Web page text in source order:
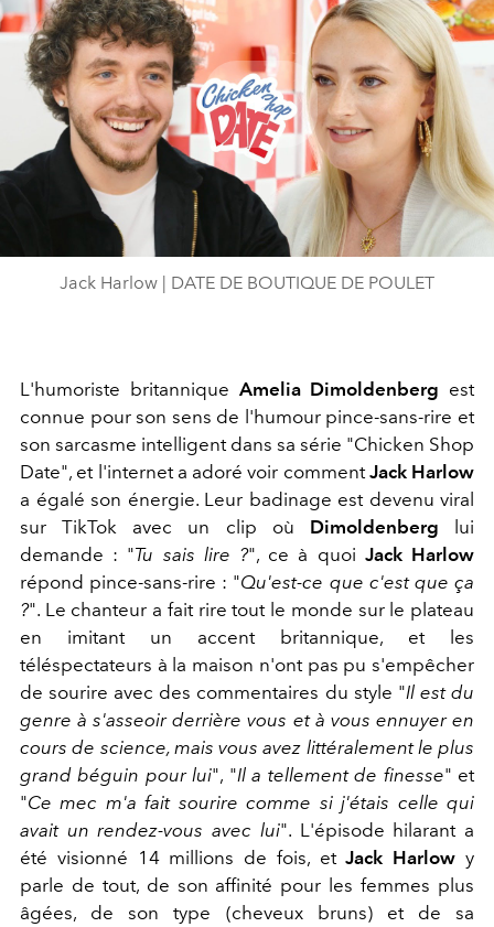
Play
Video
Jack Harlow | DATE DE BOUTIQUE DE POULET
L'humoriste britannique Amelia Dimoldenberg est
connue pour son sens de l'humour pince-sans-rire et
son sarcasme intelligent dans sa série "Chicken Shop
Date", et l'internet a adoré voir commentJack Harlow
a égalé son énergie. Leur badinage est devenu viral
sur TikTok avec un clip où Dimoldenberg lui
demande : "Tu sais lire ?", ce à quoi Jack Harlow
répond pince-sans-rire : "Qu'est-ce que c'est que ça
?". Le chanteur a fait rire tout le monde sur le plateau
en imitant un accent britannique, et les
téléspectateurs à la maison n'ont pas pu s'empêcher
de sourire avec des commentaires du style "Il est du
genre à s'asseoir derrière vous et à vous ennuyer en
cours de science, mais vous avez littéralement le plus
grand béguin pour lui", "Il a tellement de finesse" et
"Ce mec m'a fait sourire comme si j'étais celle qui
avait un rendez-vous avec lui". L'épisode hilarant a
été visionné 14 millions de fois, etJack Harlow y
parle de tout, de son affinité pour les femmes plus
âgées, de son type (cheveux bruns) et de sa